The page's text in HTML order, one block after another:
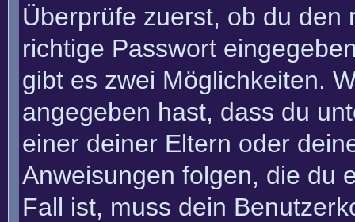
Überprüfe zuerst, ob du den
richtige Passwort
gibt es zwei Möglichkeiten.
angegeben hast, dass du
einer deiner Eltern oder
Anweisungen folgen, die du
Fall ist, muss dein